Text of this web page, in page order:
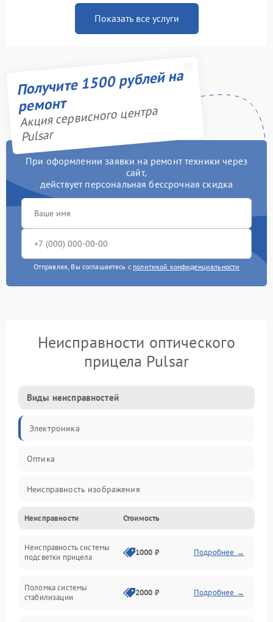
Показать все услуги
Получите 1500 рублей на
ремонт
Акция сервисного центра
Pulsar
При оформлении заявки на ремонт техники через
сайт,
действует персональная бессрочная скидка
Отправляя, Вы соглашаетесь с политикой конфиденциальности
Неисправности оптического
прицела Pulsar
Виды неисправностей
Электроника
Оптика
Неисправность изображения
Механические повреждения
Неисправность фокусировки и оптики
Неисправности Стоимость
Неисправность системы
подсветки прицела
1000 ₽ Подробнее →
Поломка системы
стабилизации
2000 ₽ Подробнее →